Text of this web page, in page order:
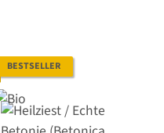
BESTSELLER